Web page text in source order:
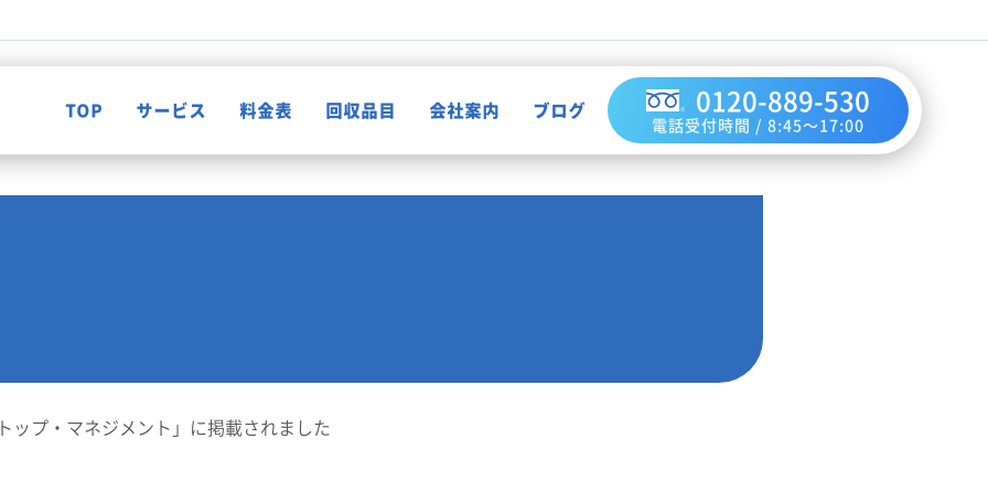
TOP サービス 料金表 回収品目 会社案内 ブログ 0120-889-530
電話受付時間 / 8:45～17:00
ップ・マネジメント」に掲載されました